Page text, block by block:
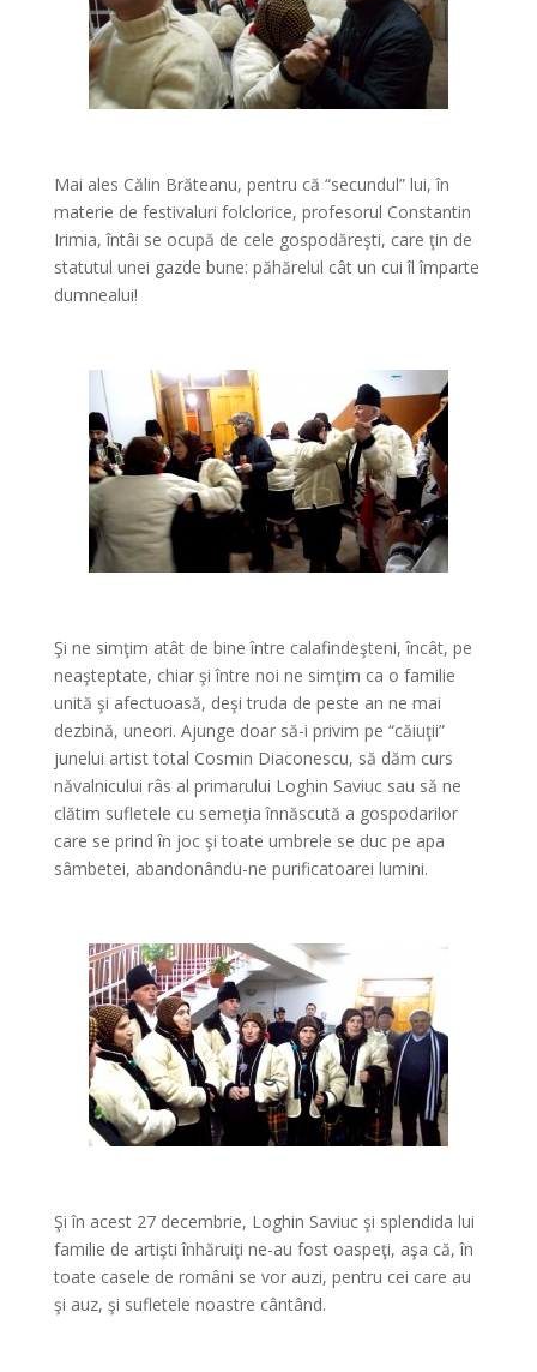
Mai ales Călin Brăteanu, pentru că “secundul” lui, în
materie de festivaluri folclorice, profesorul Constantin
Irimia, întâi se ocupă de cele gospodăreşti, care ţin de
statutul unei gazde bune: păhărelul cât un cui îl împarte
dumnealui!
Şi ne simţim atât de bine între calafindeşteni, încât, pe
neaşteptate, chiar şi între noi ne simţim ca o familie
unită şi afectuoasă, deşi truda de peste an ne mai
dezbină, uneori. Ajunge doar să-i privim pe “căiuţii”
junelui artist total Cosmin Diaconescu, să dăm curs
năvalnicului râs al primarului Loghin Saviuc sau să ne
clătim sufletele cu semeţia înnăscută a gospodarilor
care se prind în joc şi toate umbrele se duc pe apa
sâmbetei, abandonându-ne purificatoarei lumini.
Şi în acest 27 decembrie, Loghin Saviuc şi splendida lui
familie de artişti înhăruiţi ne-au fost oaspeţi, aşa că, în
toate casele de români se vor auzi, pentru cei care au
şi auz, şi sufletele noastre cântând.